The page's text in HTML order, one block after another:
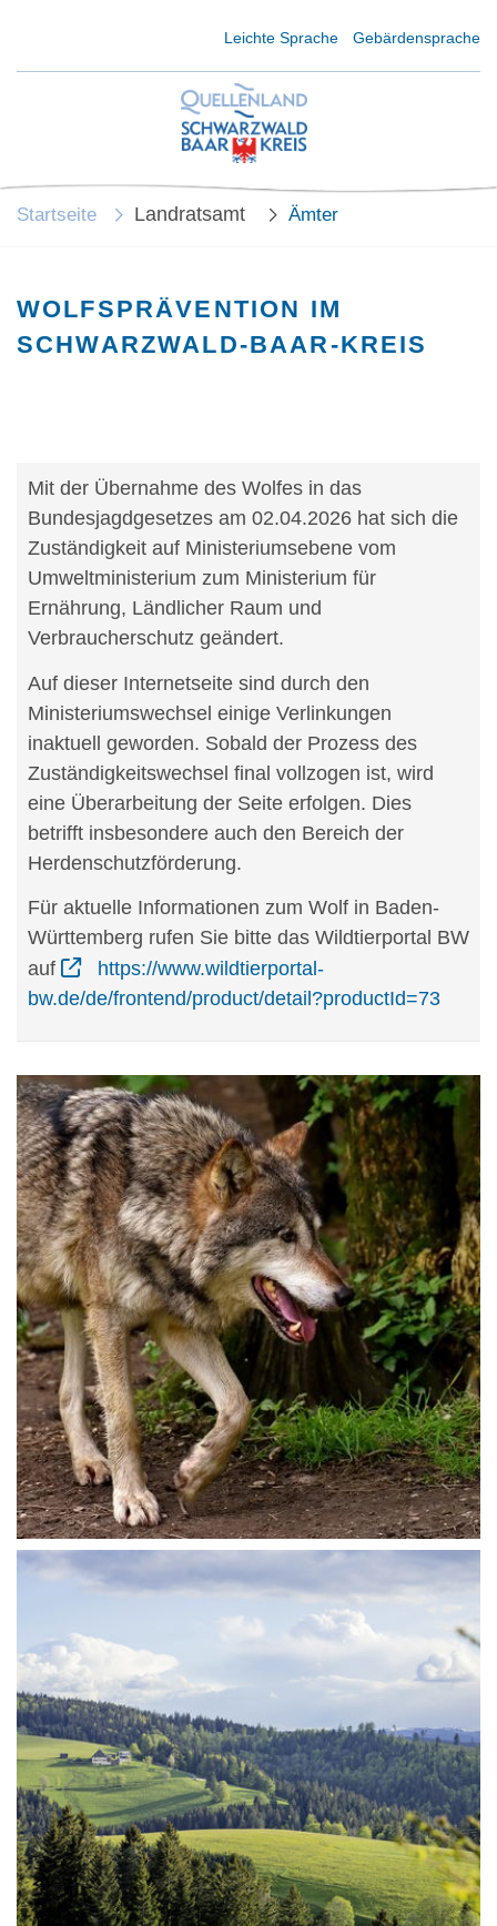
Leichte Sprache Gebärdensprache
Startseite Landratsamt Ämter
WOLFSPRÄVENTION IM
SCHWARZWALD-BAAR-KREIS
Mit der Übernahme des Wolfes in das
Bundesjagdgesetzes am 02.04.2026 hat sich die
Zuständigkeit auf Ministeriumsebene vom
Umweltministerium zum Ministerium für
Ernährung, Ländlicher Raum und
Verbraucherschutz geändert.
Auf dieser Internetseite sind durch den
Ministeriumswechsel einige Verlinkungen
inaktuell geworden. Sobald der Prozess des
Zuständigkeitswechsel final vollzogen ist, wird
eine Überarbeitung der Seite erfolgen. Dies
betrifft insbesondere auch den Bereich der
Herdenschutzförderung.
Für aktuelle Informationen zum Wolf in Baden-
Württemberg rufen Sie bitte das Wildtierportal BW
auf
https://www.wildtierportal-
bw.de/de/frontend/product/detail?productId=73